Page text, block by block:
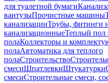
для туалетной бумаги
вантузыПрочистные машины
канализацииТрубы, фитинги
канализационныеТеплый пол
полаКоллекторы и
полаАвтоматика для теплого
полаСтроительство
смесиШпатлевкиШтукатурки
смесиСтроительные смеси,